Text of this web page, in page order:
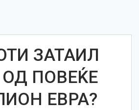
ЗАТАИЛ
ПОВЕЌЕ
ЕВРА?